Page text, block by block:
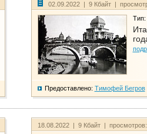
02.09.2022 | 9 Кбайт |
Тип:
Предоставлено: Тимофей Бегров
18.08.2022 | 9 Кбайт | просмотров: